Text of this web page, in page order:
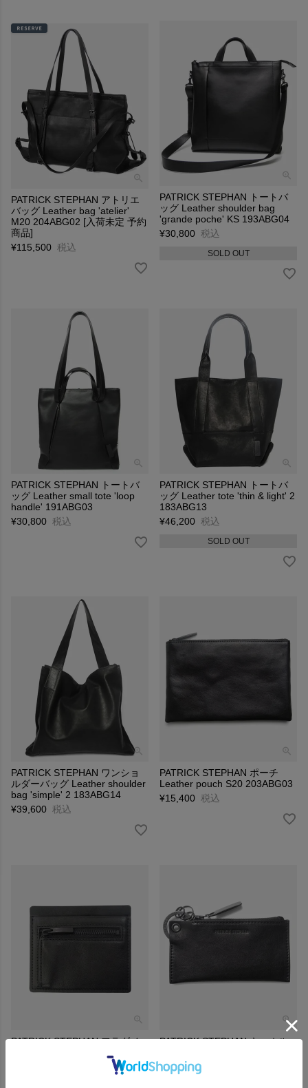
PATRICK STEPHAN アトリエ
バッグ Leather bag 'atelier'
M20 204ABG02 [入荷未定 予約
商品]
¥115,500 税込
PATRICK STEPHAN トートバ
ッグ Leather shoulder bag
'grande poche' KS 193ABG04
¥30,800 税込
SOLD OUT
PATRICK STEPHAN トートバ
ッグ Leather small tote 'loop
handle' 191ABG03
¥30,800 税込
PATRICK STEPHAN トートバ
ッグ Leather tote 'thin & light' 2
183ABG13
¥46,200 税込
SOLD OUT
PATRICK STEPHAN ワンショ
ルダーバッグ Leather shoulder
bag 'simple' 2 183ABG14
¥39,600 税込
PATRICK STEPHAN ポーチ
Leather pouch S20 203ABG03
¥15,400 税込
PATRICK STEPHAN フラグメ
case 'compact' 213AAO03
PATRICK STEPHAN キーホル
holder20 203AAO04
10,450